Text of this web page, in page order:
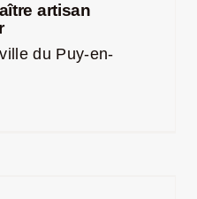
artisan
du Puy-en-